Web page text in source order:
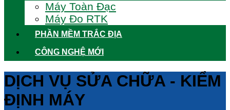
Máy Toàn Đạc
Máy Đo RTK
PHẦN MỀM TRẮC ĐỊA
CÔNG NGHỆ MỚI
DỊCH VỤ SỬA CHỮA - KIỂM
ĐỊNH MÁY